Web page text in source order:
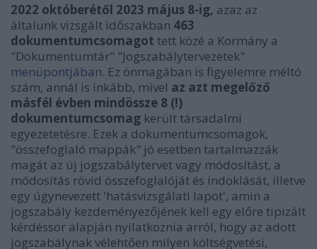
2022 októberétől 2023 május 8-ig, azaz az
általunk vizsgált időszakban 463
dokumentumcsomagot tett közé a Kormány a
"Dokumentumtár" "Jogszabálytervezetek"
menüpontjában. Ez önmagában is figyelemre méltó
szám, annál is inkább, mivel az azt megelőző
másfél évben mindössze 8 (!)
dokumentumcsomag került társadalmi
egyezetetésre. Ezek a dokumentumcsomagok,
"összefoglaló mappák" jó esetben tartalmazzák
magát az új jogszabálytervet vagy módosítást, a
módosítás rövid összefoglalóját és indoklását, illetve
egy úgynevezett 'hatásvizsgálati lapot', amin a
jogszabály kezdeményezőjének kell egy előre tipizált
kérdéssor alapján nyilatkoznia arról, hogy az adott
jogszabálynak vélehtően milyen költségvetési,